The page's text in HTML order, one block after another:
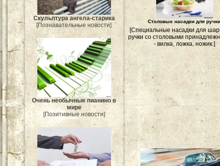
Скульптура ангела-старика
[Познавательные новости]
Очень необычные пианино в
мире
[Позитивные новости]
Столовые насадки для
[Специальные насадки для
ручки со столовыми
- вилка, ложка, ножик.]